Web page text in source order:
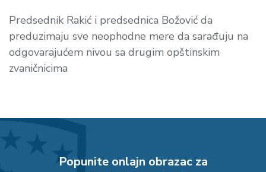
Predsednik Rakić i predsednica Božović da
preduzimaju sve neophodne mere da sarađuju na
odgovarajućem nivou sa drugim opštinskim
zvaničnicima
Popunite onlajn obrazac za